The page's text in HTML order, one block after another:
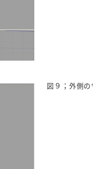
図９；外側